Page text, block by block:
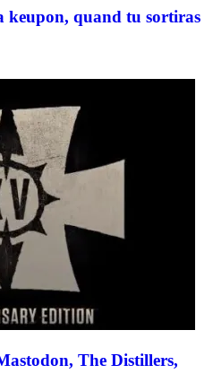
keupon, quand tu sortiras
The Distillers,